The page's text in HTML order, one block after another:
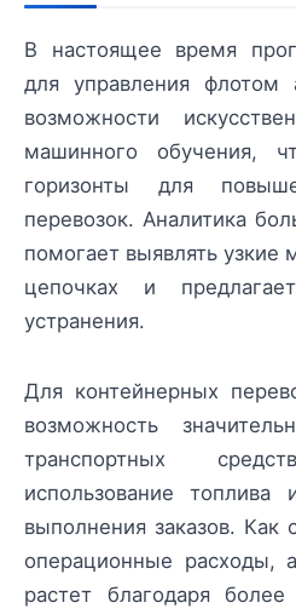
В настоящее время
для управления флотом
возможности
машинного обучения,
горизонты для
перевозок. Аналитика
помогает выявлять узкие
цепочках и
устранения.
Для контейнерных
возможность
транспортных
использование топлива
выполнения заказов. Как
операционные расходы,
растет благодаря